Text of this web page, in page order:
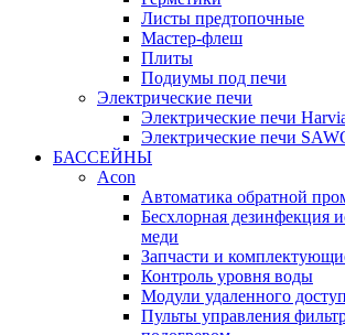
Листы предтопочные
Мастер-флеш
Плиты
Подиумы под печи
Электрические печи
Электрические печи
Электрические печи
БАССЕЙНЫ
Acon
Автоматика обратной
Беcхлорная дезинфекция
меди
Запчасти и
Контроль уровня воды
Модули удаленного
Пульты управления